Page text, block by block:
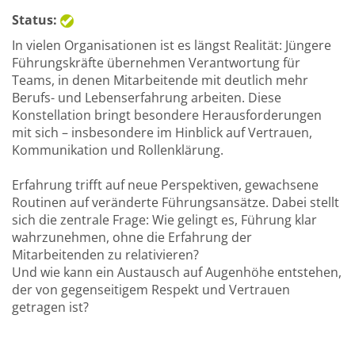
Status:
In vielen Organisationen ist es längst Realität: Jüngere
Führungskräfte übernehmen Verantwortung für
Teams, in denen Mitarbeitende mit deutlich mehr
Berufs- und Lebenserfahrung arbeiten. Diese
Konstellation bringt besondere Herausforderungen
mit sich – insbesondere im Hinblick auf Vertrauen,
Kommunikation und Rollenklärung.
Erfahrung trifft auf neue Perspektiven, gewachsene
Routinen auf veränderte Führungsansätze. Dabei stellt
sich die zentrale Frage: Wie gelingt es, Führung klar
wahrzunehmen, ohne die Erfahrung der
Mitarbeitenden zu relativieren?
Und wie kann ein Austausch auf Augenhöhe entstehen,
der von gegenseitigem Respekt und Vertrauen
getragen ist?